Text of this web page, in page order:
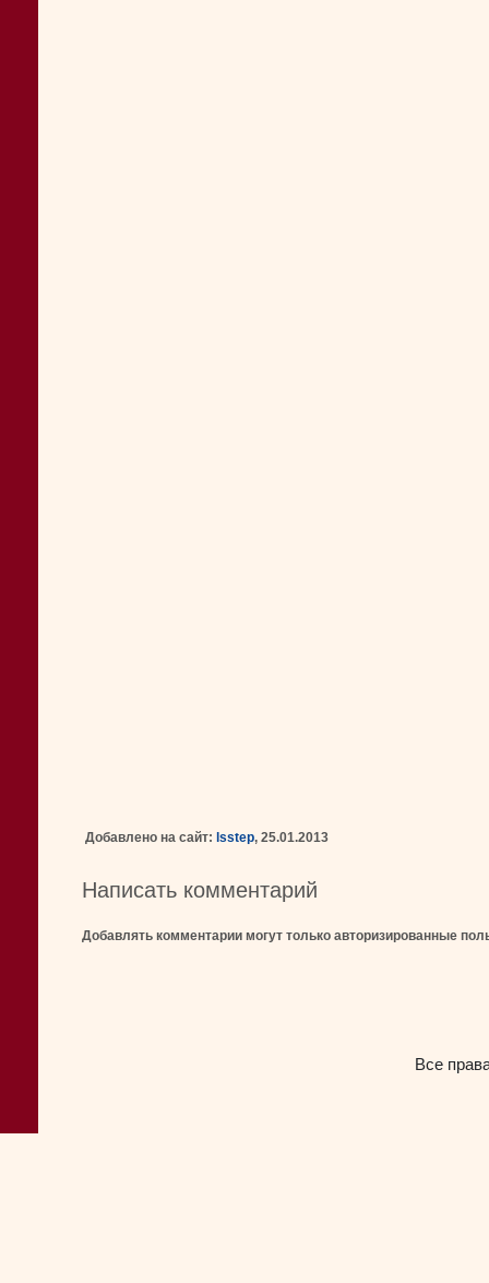
Добавлено на сайт: lsstep, 25.01.2013
Написать комментарий
Добавлять комментарии могут только авторизированные
Все